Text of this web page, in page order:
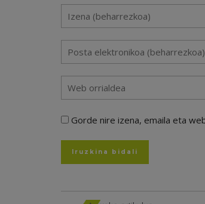
Gorde nire izena, emaila eta